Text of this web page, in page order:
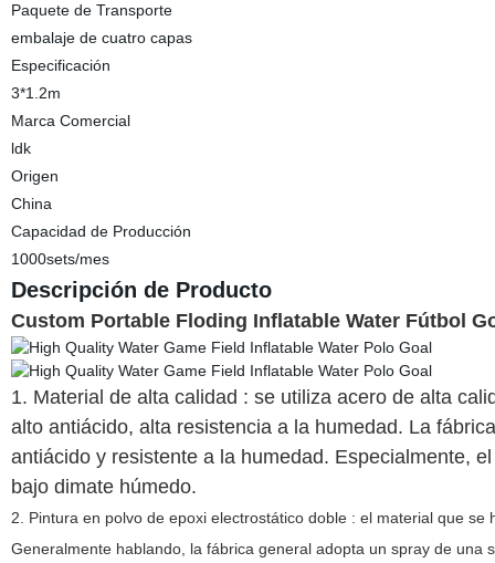
Paquete de Transporte
embalaje de cuatro capas
Especificación
3*1.2m
Marca Comercial
ldk
Origen
China
Capacidad de Producción
1000sets/mes
Descripción de Producto
Custom Portable Floding Inflatable Water Fútbol
1. Material de alta calidad : se utiliza acero de alta
alto antiácido, alta resistencia a la humedad. La
antiácido y resistente a la humedad. Especialmente,
bajo dimate húmedo.
2. Pintura en polvo de epoxi electrostático doble : el material que
Generalmente hablando, la fábrica general adopta un spray de